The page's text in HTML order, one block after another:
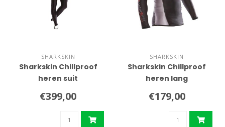
SHARKSKIN
Sharkskin Chillproof
heren suit
€399,00
SHARKSKIN
Sharkskin Chillproof
heren lang
€179,00